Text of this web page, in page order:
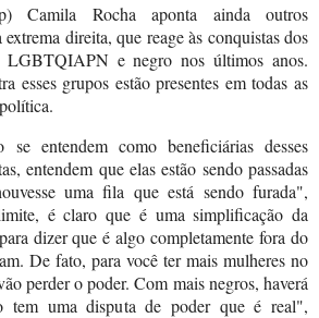
Camila Rocha aponta ainda outros
direita, que reage às conquistas dos
LGBTQIAPN e negro nos últimos anos.
esses grupos estão presentes em todas as
entendem como beneficiárias desses
entendem que elas estão sendo passadas
uma fila que está sendo furada",
é claro que é uma simplificação da
dizer que é algo completamente fora do
De fato, para você ter mais mulheres no
perder o poder. Com mais negros, haverá
tem uma disputa de poder que é real",